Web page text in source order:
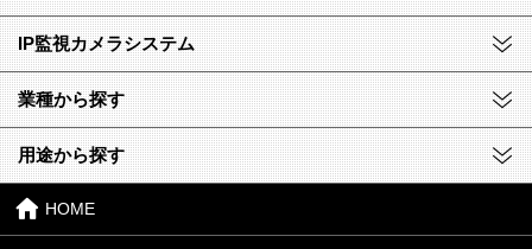
IP監視カメラシステム
業種から探す
用途から探す
HOME